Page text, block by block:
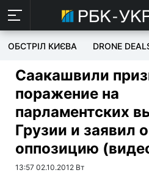
ОБСТРІЛ КИЄВА DRONE
Саакашвили
поражение на
парламентских
Грузии и заявил
оппозицию
13:57 02.10.2012 Вт